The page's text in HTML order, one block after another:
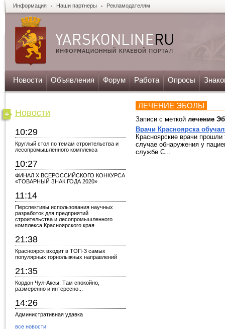
Информация Наши партнеры Рекламодателям
Новости Объявления Форум Работа Опросы
Новости
10:29
Круглый стол по темам строительства и
лесопромышленного комплекса
10:27
ФИНАЛ X ВСЕРОССИЙСКОГО КОНКУРСА
«ТОВАРНЫЙ ЗНАК ГОДА 2020»
11:14
Перспективы использования научных
разработок для предприятий
строительства и лесопромышленного
комплекса Красноярского края
21:38
Красноярск входит в ТОП-3 самых
популярных горнолыжных направлений
21:35
Кордон Чул-Аксы. Там спокойно,
размеренно и интересно...
14:26
Административная удавка
все новости
ЛЕЧЕНИЕ ЭБОЛЫ
Записи с меткой лечение
Врачи Красноярска
Красноярские врачи
случае обнаружения у
службе С...